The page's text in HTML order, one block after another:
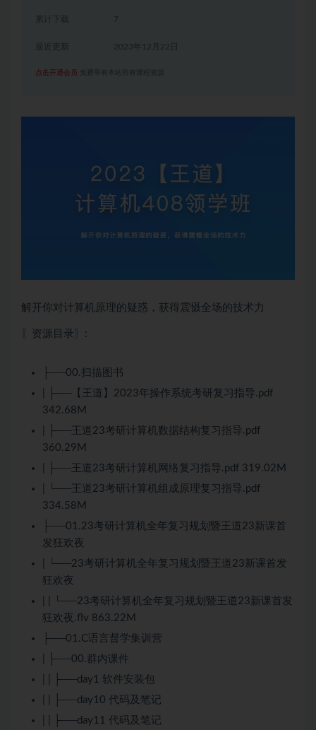
累计下载 7
2023年12月22日
点击开通会员 免费享有本站所有课程资源
解开你对计算机原理的疑惑，获得震慑全场的技术力
〖资源目录〗:
├──00.扫描图书
| ├──【王道】2023年操作系统考研复习指导.pdf
342.68M
| ├──王道23考研计算机数据结构复习指导.pdf
360.29M
| ├──王道23考研计算机网络复习指导.pdf 319.02M
| └──王道23考研计算机组成原理复习指导.pdf
334.58M
├──01.23考研计算机全年复习规划暨王道23新课首
发狂欢夜
| └──23考研计算机全年复习规划暨王道23新课首发
狂欢夜
| | └──23考研计算机全年复习规划暨王道23新课首发
狂欢夜.flv 863.22M
├──01. C语言 督学集训营
| ├──00.群内课件
| | ├──day1 软件安装包
| | ├──day10 代码及笔记
| | ├──day11 代码及笔记